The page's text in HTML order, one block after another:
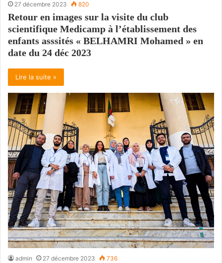
27 décembre 2023
820
Retour en images sur la visite du club
scientifique Medicamp à l’établissement des
enfants asssités « BELHAMRI Mohamed » en
date du 24 déc 2023
Lire la suite »
admin 27 décembre 2023 736